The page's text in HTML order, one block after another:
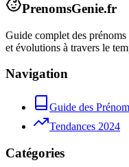
PrenomsGenie.fr
Guide complet des
et évolutions à travers le
Navigation
Guide des
Tendances 2024
Catégories